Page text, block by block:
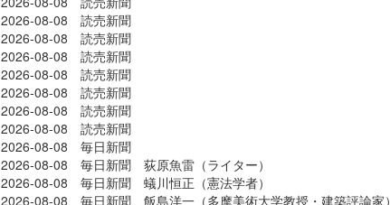
2026-08-08 読売新聞
2026-08-08 読売新聞
2026-08-08 読売新聞
2026-08-08 読売新聞
2026-08-08 読売新聞
2026-08-08 読売新聞
2026-08-08 読売新聞
2026-08-08 毎日新聞
2026-08-08 毎日新聞 荻原魚雷（ライター）
2026-08-08 毎日新聞 蟻川恒正（憲法学者）
2026-08-08 毎日新聞 飯島洋一（多摩美術大学教授・建築評論家）